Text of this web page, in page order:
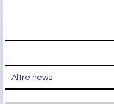
Altre news